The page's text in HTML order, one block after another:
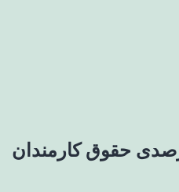
افزایش ۴۰۰ درصدی حقوق کارمندان